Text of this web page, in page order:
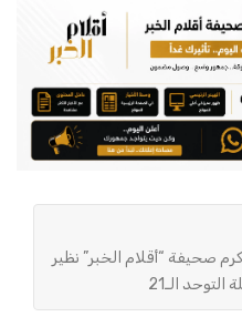
صحيفة “أقلام الخبر” نظير
الـ21